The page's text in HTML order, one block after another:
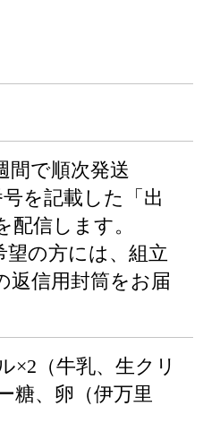
間で順次発送
を記載した「出
配信します。
の方には、組立
返信用封筒をお届
×2（牛乳、生クリ
糖、卵（伊万里